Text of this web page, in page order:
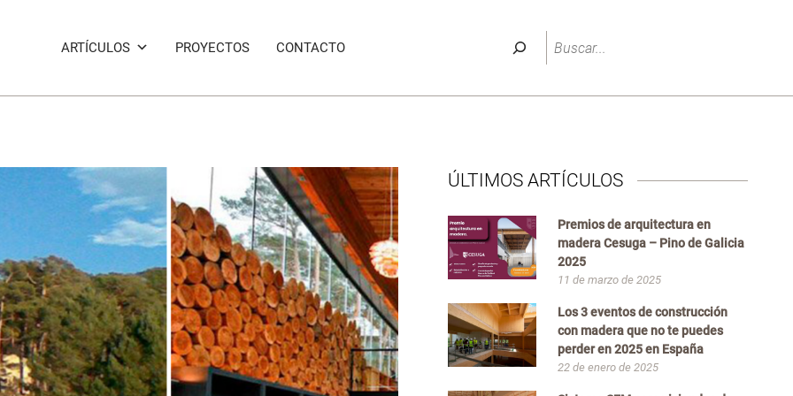
ARTÍCULOS PROYECTOS CONTACTO Buscar
ÚLTIMOS ARTÍCULOS
Premios de arquitectura en
madera Cesuga – Pino de Galicia
2025
11 de marzo de 2025
Los 3 eventos de construcción
con madera que no te puedes
perder en 2025 en España
22 de enero de 2025